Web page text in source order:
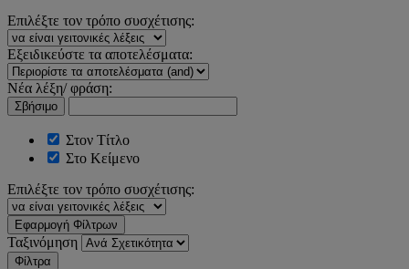
Επιλέξτε τον τρόπο συσχέτισης:
Εξειδικεύστε τα αποτελέσματα:
Νέα λέξη/ φράση:
Σβήσιμο
Στον Τίτλο
Στο Κείμενο
Επιλέξτε τον τρόπο συσχέτισης:
Εφαρμογή Φίλτρων
Ταξινόμηση
Φίλτρα